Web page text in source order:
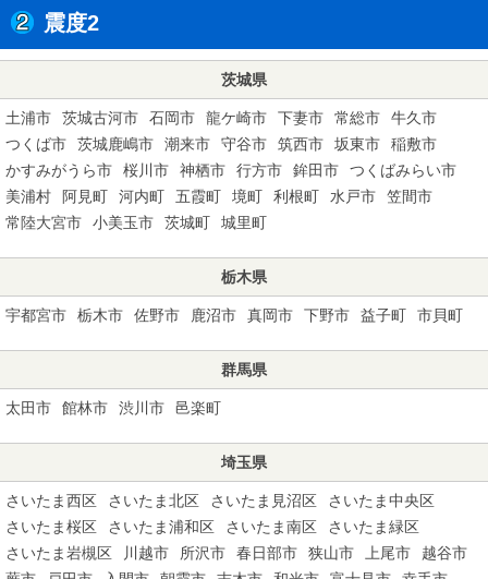
震度2
茨城県
土浦市 茨城古河市 石岡市 龍ケ崎市 下妻市 常総市
牛久市
つくば市
茨城鹿嶋市 潮来市 守谷市 筑西市 坂東市
稲敷市
かすみがうら市
桜川市 神栖市 行方市 鉾田市
つくばみらい市
美浦村
阿見町 河内町 五霞町 境町 利根町 水戸市
笠間市
常陸大宮市
小美玉市 茨城町 城里町
栃木県
宇都宮市 栃木市 佐野市 鹿沼市 真岡市 下野市 益子町 市貝町
群馬県
太田市 館林市 渋川市 邑楽町
埼玉県
さいたま西区 さいたま北区 さいたま見沼区
さいたま中央区
さいたま桜区
さいたま浦和区 さいたま南区
さいたま緑区
さいたま岩槻区
川越市 所沢市 春日部市 狭山市 上尾市
越谷市